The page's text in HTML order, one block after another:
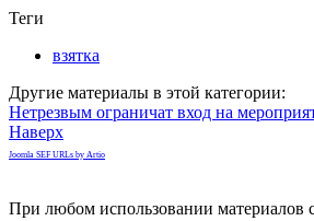
Теги
взятка
Другие материалы в этой категории:
Нетрезвым ограничат вход на
Наверх
Joomla SEF URLs by Artio
При любом использовании материалов